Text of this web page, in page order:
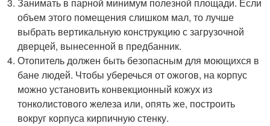
объем этого помещения слишком мал, то лучше
выбрать вертикальную конструкцию с загрузочной
дверцей, вынесенной в предбанник.
Отопитель должен быть безопасным для моющихся в
бане людей. Чтобы уберечься от ожогов, на корпус
можно установить конвекционный кожух из
тонколистового железа или, опять же, построить
вокруг корпуса кирпичную стенку.